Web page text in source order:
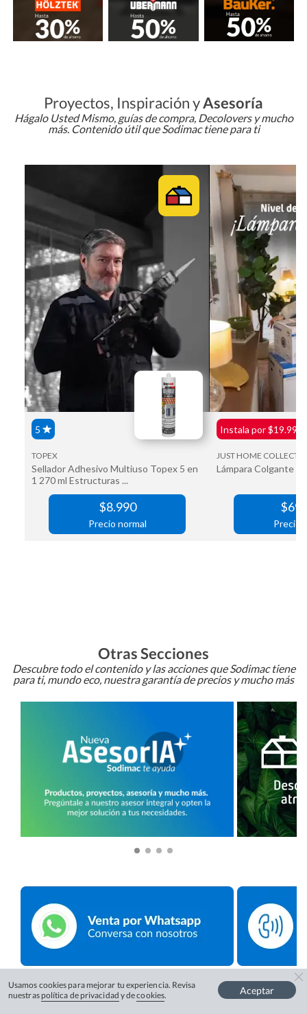
Proyectos, Inspiración yAsesoría
Hágalo Usted Mismo, guías de compra, Decolovers y mucho
más. Contenido útil que Sodimac tiene para ti
Otras Secciones
Descubre todo el contenido y las acciones que Sodimac tiene
para ti, mundo eco, nuestra garantía de precios y mucho más
Usamos cookies para mejorar tu experiencia. Revisa
nuestras política de privacidad y decookies. Aceptar